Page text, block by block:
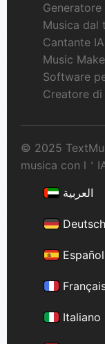
Musica dal
Cantante
Music
Software
Creatore
© 2025
musica con l＇
العربية
Deutsch
Español
Italiano